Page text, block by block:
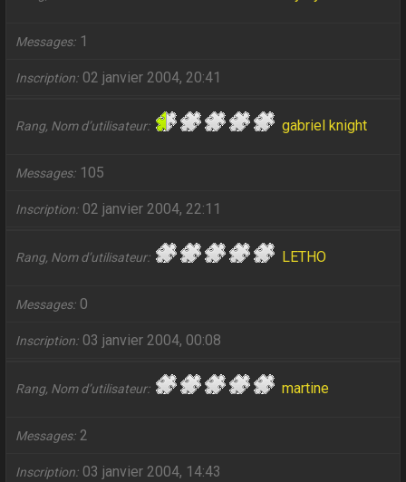
Messages 1
Inscription 02 janvier 2004, 20:41
Rang, Nom d’utilisateur gabriel knight
Messages 105
Inscription 02 janvier 2004, 22:11
Rang, Nom d’utilisateur LETHO
Messages 0
Inscription 03 janvier 2004, 00:08
Rang, Nom d’utilisateur martine
Messages 2
Inscription 03 janvier 2004, 14:43